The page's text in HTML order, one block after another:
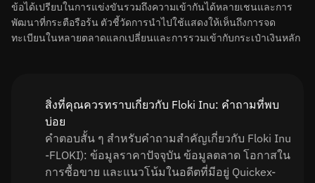
ข้อได้เปรียบในการแข่งขันรวมถึงความเข้ากันได้หลายเชนและการ
พัฒนาที่กระตือรือร้น ตัวชี้วัดการนำไปใช้แสดงให้เห็นถึงการจด
ทะเบียนในหลายตลาดแลกเปลี่ยนและการรวมเข้ากับกระเป๋าเงินหลัก
สิ่งที่คุณควรทราบเกี่ยวกับ Floki Inu: คำถามที่พบ
บ่อย
คำตอบสั้น ๆ สำหรับคำถามสำคัญเกี่ยวกับ Floki Inu
-FLOKI): ข้อมูลราคาปัจจุบัน ข้อมูลตลาด โอกาสใน
การซื้อขาย และแนวโน้มในอดีตที่มีอยู่ Quickex-